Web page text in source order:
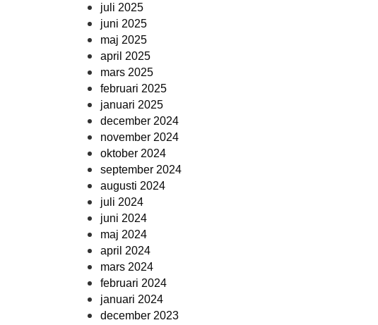
juli 2025
juni 2025
maj 2025
april 2025
mars 2025
februari 2025
januari 2025
december 2024
november 2024
oktober 2024
september 2024
augusti 2024
juli 2024
juni 2024
maj 2024
april 2024
mars 2024
februari 2024
januari 2024
december 2023